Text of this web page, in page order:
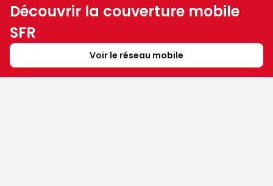
Découvrir la couverture mobile
SFR
Voir le réseau mobile